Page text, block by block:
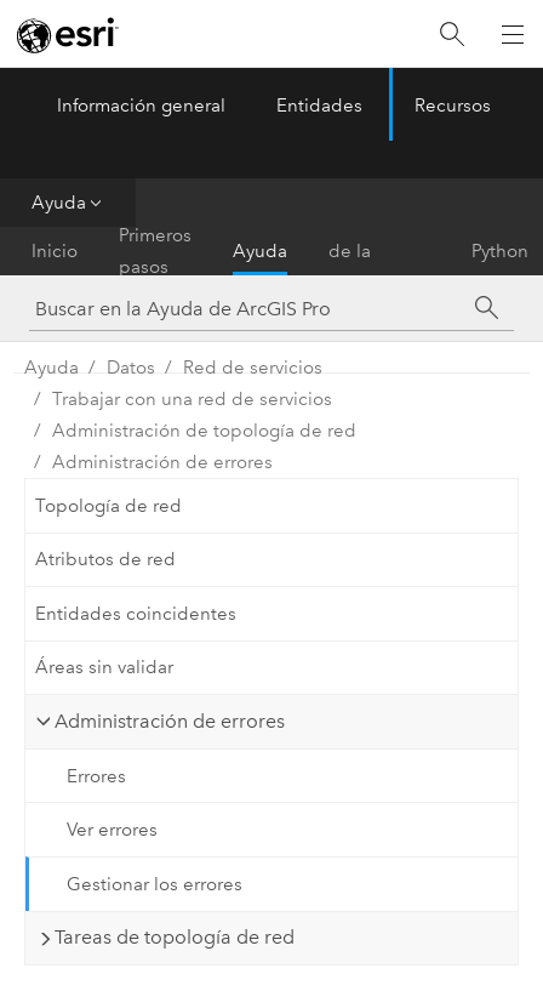
ArcGIS Pro Menu
Información general Entidades Recursos
Ayuda
Inicio
Primeros
pasos
Ayuda
de la
herramienta
Python
Ayuda Datos
Red de servicios
Trabajar con una red de servicios
Administración de topología de red
Administración de errores
Topología de red
Atributos de red
Entidades coincidentes
Áreas sin validar
Administración de errores
Errores
Ver errores
Gestionar los errores
Tareas de topología de red